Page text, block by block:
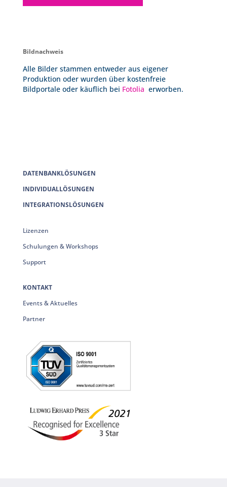
Bildnachweis
Alle Bilder stammen entweder aus eigener
Produktion oder wurden über kostenfreie
Bildportale oder käuflich bei Fotolia erworben.
DATENBANKLÖSUNGEN
INDIVIDUALLÖSUNGEN
INTEGRATIONSLÖSUNGEN
Lizenzen
Schulungen & Workshops
Support
KONTAKT
Events & Aktuelles
Partner